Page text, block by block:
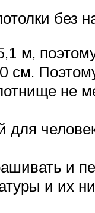
без
м,
не
и
и их